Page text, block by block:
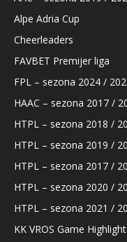
Alpe Adria Cup
Cheerleaders
FAVBET Premijer liga
FPL – sezona 2024 /
HAAC – sezona 2017 /
HTPL – sezona 2018 /
HTPL – sezona 2019 /
HTPL – sezona 2017 /
HTPL – sezona 2020 /
HTPL – sezona 2021 /
KK VROS Game